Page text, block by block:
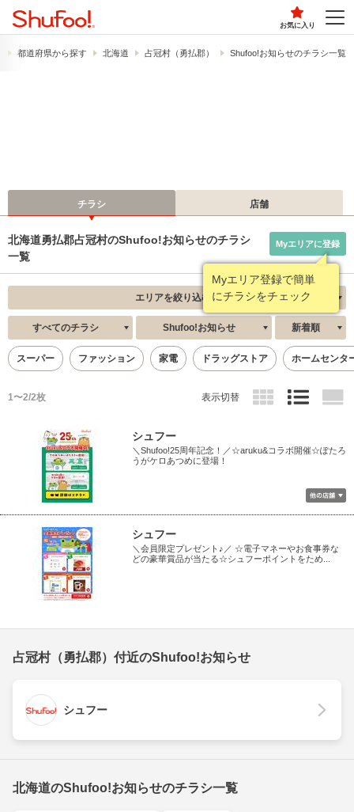
お気に入り
都道府県から探す 北海道 占冠村（勇払郡） Shufoo!お知らせのチラシ一覧
チラシ 店舗
北海道勇払郡占冠村のShufoo!お知らせのチラシ
一覧
Myエリア登録で簡単
にチラシをチェック
Myエリアに登録
エリアを絞り込む
すべてのチラシ Shufoo!お知らせ 新着順
スーパー ファッション 家電 ドラッグストア ホームセンタ
1〜2/2枚 表示切替
シュフー
＼Shufoo!25周年記念！／☆aruku&コラボ開催☆ぽたろ
うがケロあつめに登場！
シュフー
＼会員限定プレゼント♪／ ☆電子マネーやお食事券な
どの豪華賞品が当たる☆シュフーポイントをため...
占冠村（勇払郡）付近のShufoo!お知らせ
シュフー
北海道のShufoo!お知らせのチラシ一覧